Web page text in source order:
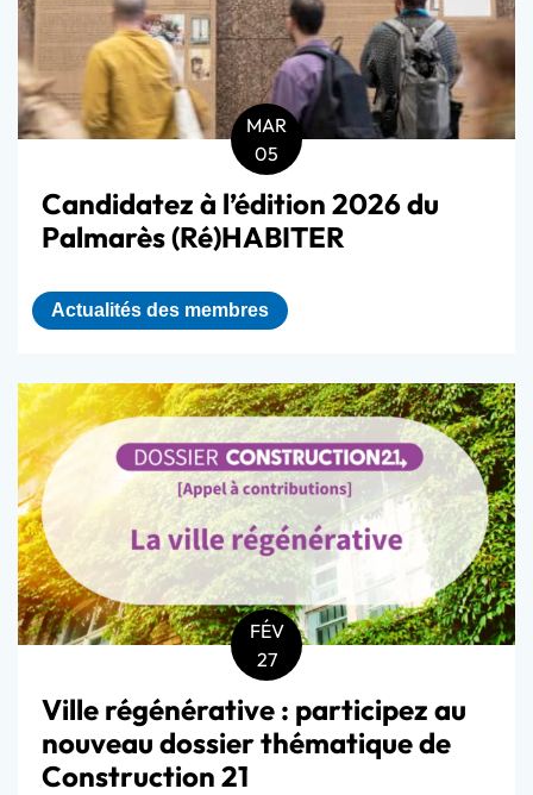
MAR
05
Candidatez à l’édition 2026 du
Palmarès (Ré)HABITER
Actualités des membres
FÉV
27
Ville régénérative : participez au
nouveau dossier thématique de
Construction 21